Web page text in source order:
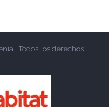
| Todos los derechos